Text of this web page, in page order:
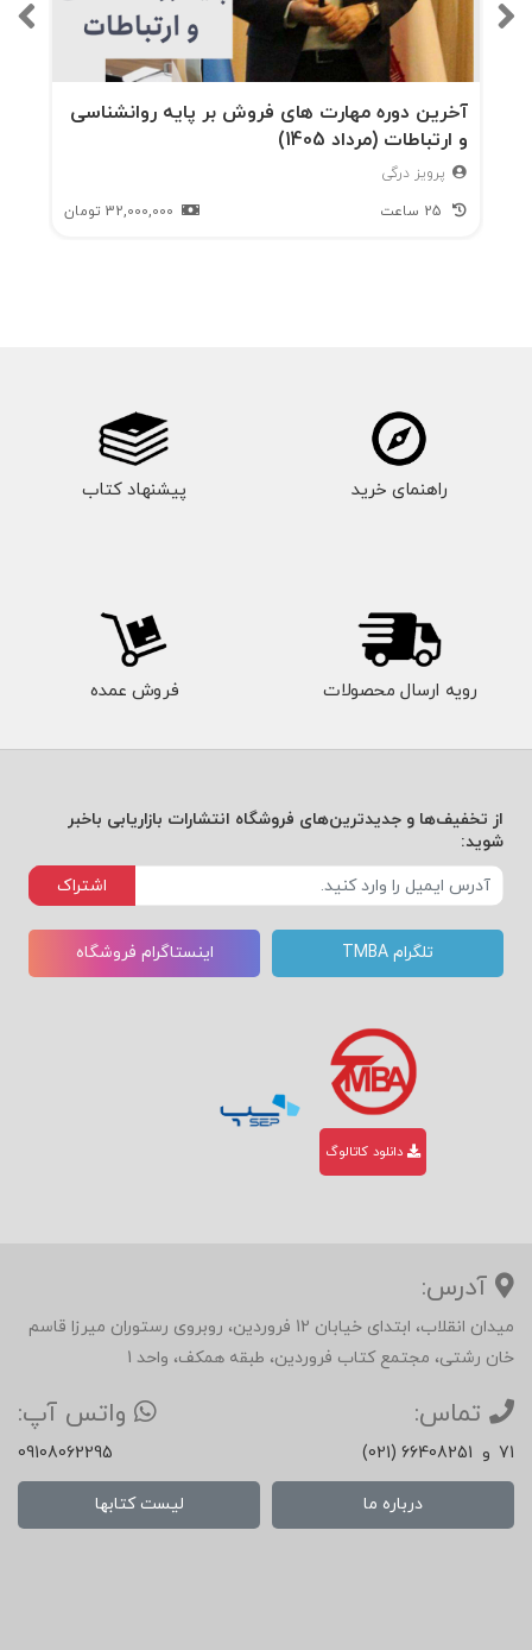
آخرین دوره مهارت های فروش بر پایه روانشناسی
و ارتباطات (مرداد 1405)
پرویز درگی
32,000,000 تومان
راهنمای خرید پیشنهاد کتاب
رویه ارسال محصولات فروش عمده
از تخفیف‌ها و جدیدترین‌های فروشگاه انتشارات بازاریابی باخبر
شوید:
اشتراک
تلگرام TMBA اینستاگرام فروشگاه
دانلود کاتالوگ
آدرس:
میدان انقلاب، ابتدای خیابان 12 فروردین، روبروی رستوران میرزا قاسم
خان رشتی، مجتمع کتاب فروردین، طبقه همکف، واحد 1
تماس:
(021) 66408251 و 71
واتس آپ:
09108062295
درباره ما لیست کتابها